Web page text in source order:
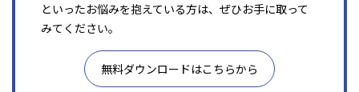
といったお悩みを抱えている方は、ぜひお手に取って
みてください。
無料ダウンロードはこちらから